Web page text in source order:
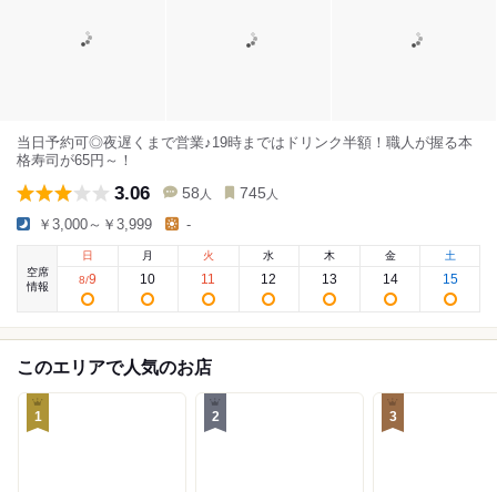
当日予約可◎夜遅くまで営業♪19時まではドリンク半額！職人が握る本
格寿司が65円～！
3.06 58 人 745 人
￥3,000～￥3,999 -
空席
情報
日
8/9
月
10
火
11
水
12
木
13
金
14
土
15
このエリアで人気のお店
1 2 3